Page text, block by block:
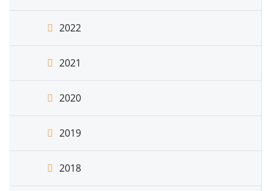
2022
2021
2020
2019
2018